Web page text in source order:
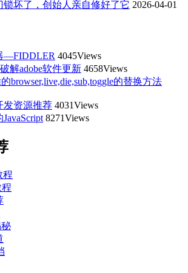
锁坏了，创始人亲自修好了它 2026-04-01
—FIDDLER 4045Views
解adobe软件更新 4658Views
browser,live,die,sub,toggle的替换方法
发资源推荐 4031Views
8271Views
程
程